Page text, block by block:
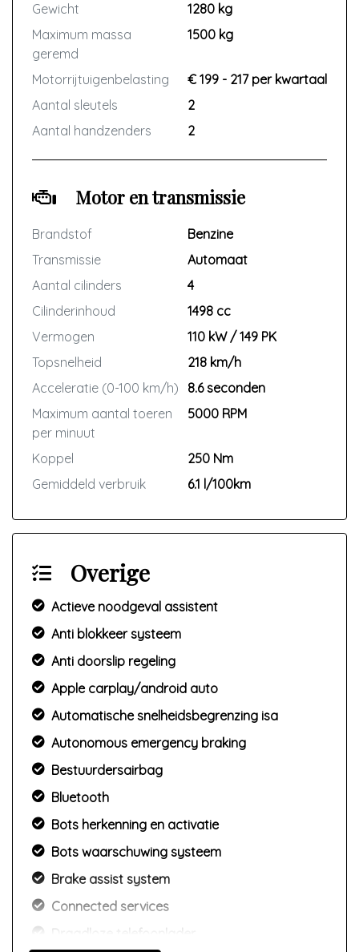
Let op: belangrijk is dat het defect
gemeld wordt zodra u een
(beginnend) defect opmerkt, voordat
Vraag vrijblijvend voor de kosten van
Gewicht
1280 kg
Maximum massa
geremd
1500 kg
Motorrijtuigenbelasting
€ 199 - 217 per kwartaal
Aantal sleutels
2
Aantal handzenders
2
Motor en transmissie
Brandstof
Benzine
Transmissie
Automaat
Aantal cilinders
4
Cilinderinhoud
1498 cc
Vermogen
110 kW / 149 PK
Topsnelheid
218 km/h
Acceleratie (0-100 km/h)
8.6 seconden
Maximum aantal toeren
per minuut
5000 RPM
Koppel
250 Nm
Gemiddeld verbruik
6.1 l/100km
Overige
Actieve noodgeval assistent
Anti blokkeer systeem
Anti doorslip regeling
Apple carplay/android auto
Automatische snelheidsbegrenzing isa
Autonomous emergency braking
Bestuurdersairbag
Bluetooth
Bots herkenning en activatie
Bots waarschuwing systeem
Brake assist system
Connected services
Draadloze telefoonlader